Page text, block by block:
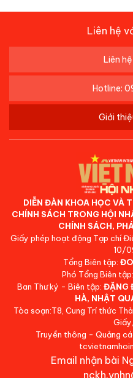
Liên hệ
Liên
Hotline:
Giới
DIỄN ĐÀN KHOA HỌC VÀ
CHÍNH SÁCH TRONG HỘI
CHÍNH SÁCH,
Giấy phép hoạt động Tạp chí
10/
Tổng Biên tập:
Phó Tổng Biên tập:
Ban Thư ký - Biên tập: ĐẶNG
HÀ, NHẬT
Tòa soạn:T8, Cung Trí thức
Truyền thông - Quảng
Email nhận bài